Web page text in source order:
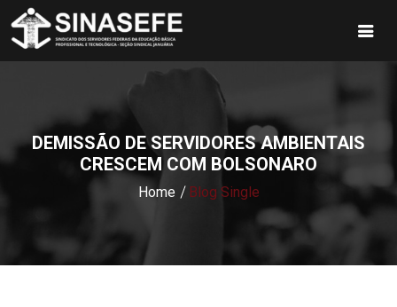
DEMISSÃO DE SERVIDORES AMBIENTAIS
CRESCEM COM BOLSONARO
Home Blog Single